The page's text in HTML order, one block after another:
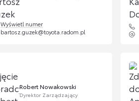
Wyświetl numer
bartosz.guzek@toyota.radom.pl
Robert Nowakowski
Dyrektor Zarządzający